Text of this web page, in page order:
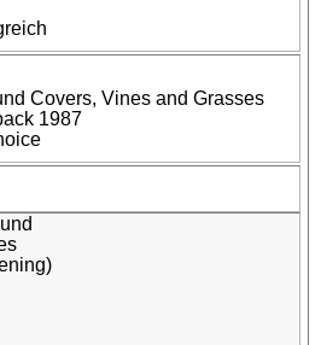
Covers, Vines and Grasses
1987